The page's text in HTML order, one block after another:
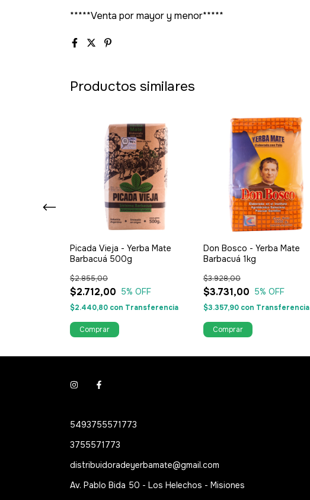
*****Venta por mayor y menor*****
Productos similares
Picada Vieja - Yerba Mate
Barbacuá 500g
$2.712,00
$2.855,00
5% OFF
$2.440,80 con Transferencia
Don Bosco - Yerba Mate
Barbacuá 1kg
$3.731,00
$3.928,00
5% OFF
$3.357,90 con Transferencia
5493755571773
3755571773
distribuidoradeyerbamate@gmail.com
Av. Pablo Bida 50 - Los Helechos - Misiones